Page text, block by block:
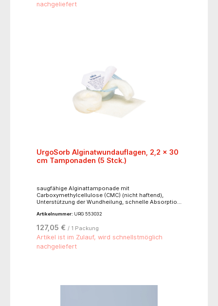
nachgeliefert
UrgoSorb Alginatwundauflagen, 2,2 x 30
cm Tamponaden (5 Stck.)
saugfähige Alginattamponade mit
Carboxymethylcellulose (CMC) (nicht haftend),
Unterstützung der Wundheilung, schnelle Absorption
Blutstillung, für mäßig bis stark exsudierende
Artikelnummer: URG 553032
127,05 € / 1 Packung
Artikel ist im Zulauf, wird schnellstmöglich
nachgeliefert